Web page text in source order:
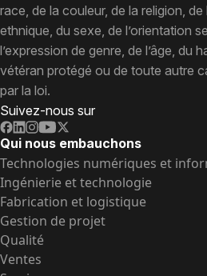
race, de la couleur, de la religion, de
ethnique, du sexe, de l’orientation
l’expression de genre, de l’âge, du
vétéran protégé ou de toute autre
par la loi.
Suivez-nous sur
Qui nous embauchons
Technologies numériques et
Ingénierie et technologie
Fabrication et logistique
Gestion de projet
Qualité
Ventes